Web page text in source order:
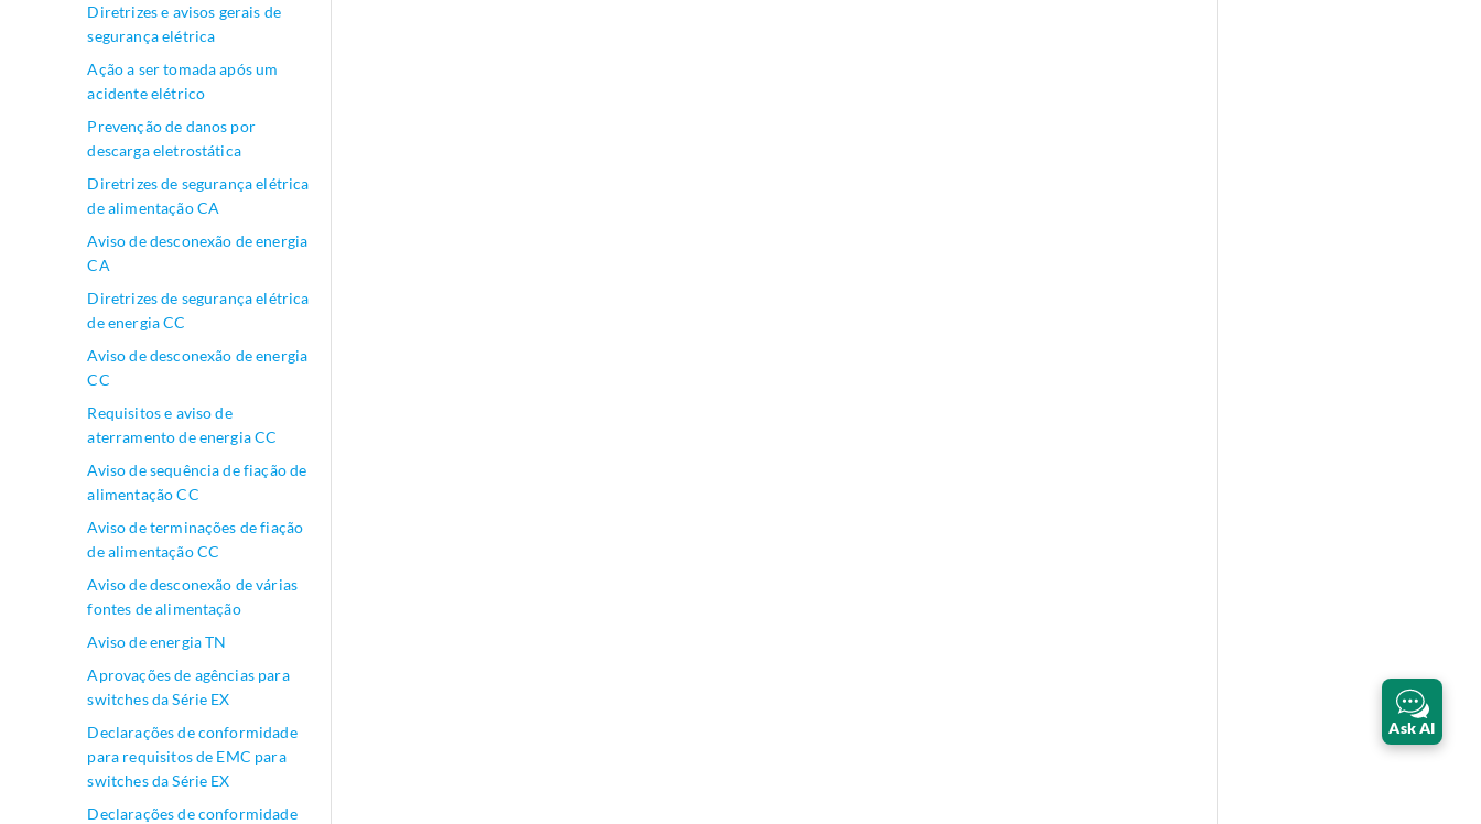
Diretrizes e avisos gerais de
segurança elétrica
Ação a ser tomada após um
acidente elétrico
Prevenção de danos por
descarga eletrostática
Diretrizes de segurança elétrica
de alimentação CA
Aviso de desconexão de energia
CA
Diretrizes de segurança elétrica
de energia CC
Aviso de desconexão de energia
CC
Requisitos e aviso de
aterramento de energia CC
Aviso de sequência de fiação de
alimentação CC
Aviso de terminações de fiação
de alimentação CC
Aviso de desconexão de várias
fontes de alimentação
Aviso de energia TN
Aprovações de agências para
switches da Série EX
Declarações de conformidade
para requisitos de EMC para
switches da Série EX
Declarações de conformidade
Ask AI